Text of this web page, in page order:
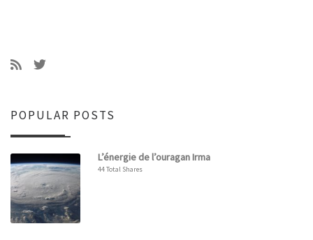
POPULAR POSTS
L’énergie de l’ouragan Irma
44 Total Shares